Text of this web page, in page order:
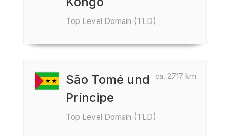
Top Level Domain (TLD)
ca. 2717 km
São Tomé und
Príncipe
Top Level Domain (TLD)